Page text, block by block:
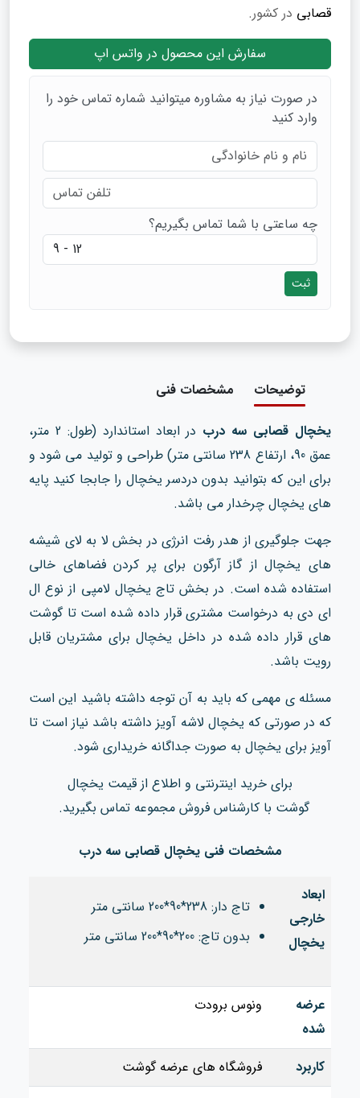
قصابی در کشور.
سفارش این محصول در واتس اپ
در صورت نیاز به مشاوره میتوانید شماره تماس خود را
وارد کنید
چه ساعتی با شما تماس بگیریم؟
ثبت
توضیحات مشخصات فنی
یخچال قصابی سه درب
در ابعاد استاندارد (طول: 2 متر،
عمق 90، ارتفاع 238 سانتی متر) طراحی و تولید می شود و
برای این که بتوانید بدون دردسر یخچال را جابجا کنید پایه
های یخچال چرخدار می باشد.
جهت جلوگیری از هدر رفت انرژی در بخش لا به لای شیشه
های یخچال از گاز آرگون برای پر کردن فضاهای خالی
استفاده شده است. در بخش تاج یخچال لامپی از نوع ال
ای دی به درخواست مشتری قرار داده شده است تا گوشت
های قرار داده شده در داخل یخچال برای مشتریان قابل
رویت باشد.
مسئله ی مهمی که باید به آن توجه داشته باشید این است
که در صورتی که یخچال لاشه آویز داشته باشد نیاز است تا
آویز برای یخچال به صورت جداگانه خریداری شود.
برای خرید اینترنتی و اطلاع از قیمت یخچال
گوشت با کارشناس فروش مجموعه تماس بگیرید.
مشخصات فنی یخچال قصابی سه درب
ابعاد
خارجی
یخچال
تاج دار: 238*90*200 سانتی متر
بدون تاج: 200*90*200 سانتی متر
عرضه
شده
ونوس برودت
کاربرد
فروشگاه های عرضه گوشت